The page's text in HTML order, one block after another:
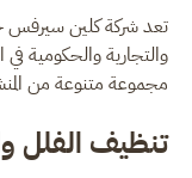
تعد شركة كلين سيرفس
والتجارية والحكومية في
مجموعة متنوعة من
تنظيف الفلل